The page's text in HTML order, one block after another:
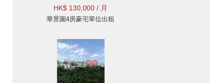
HK$ 130,000 / 月
華景園4房豪宅單位出租